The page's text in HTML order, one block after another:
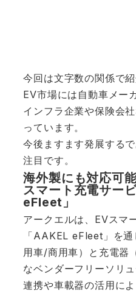
今回は文字数の関係で
EV市場には自動車メー
インフラ企業や保険会
っています。
今後ますます発展する
注目です。
海外製にも対応可
スマート充電サー
eFleet」
アークエルは、EVスマ
「AAKEL eFleet」を
用車/商用車）と充電器
なベンダーフリーソリ
連携や車載器の活用に